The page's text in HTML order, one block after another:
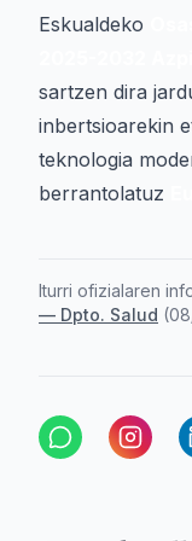
Eskualdeko
sartzen dira
inbertsioarekin
teknologia
berrantolatuz
Iturri ofizialaren
— Dpto. Salud (